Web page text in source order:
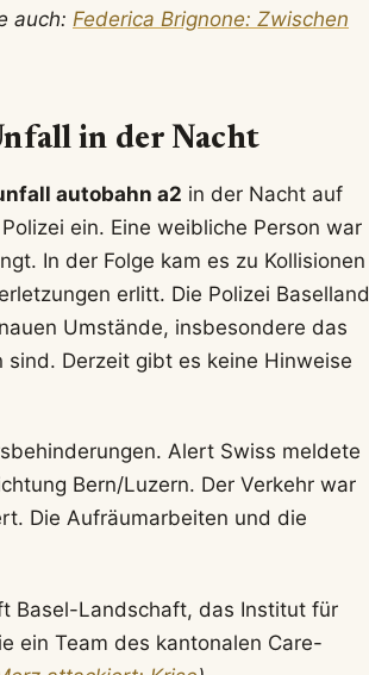
auch: Federica Brignone: Zwischen
in der Nacht
autobahn a2 in der Nacht auf
ein. Eine weibliche Person war
In der Folge kam es zu Kollisionen
erlitt. Die Polizei Baselland
Umstände, insbesondere das
Derzeit gibt es keine Hinweise
Alert Swiss meldete
Bern/Luzern. Der Verkehr war
Die Aufräumarbeiten und die
Basel-Landschaft, das Institut für
ein Team des kantonalen Care-